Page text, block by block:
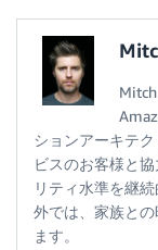
ションアーキテ
ビスのお客様と
リティ水準を継
外では、家族と
ます。